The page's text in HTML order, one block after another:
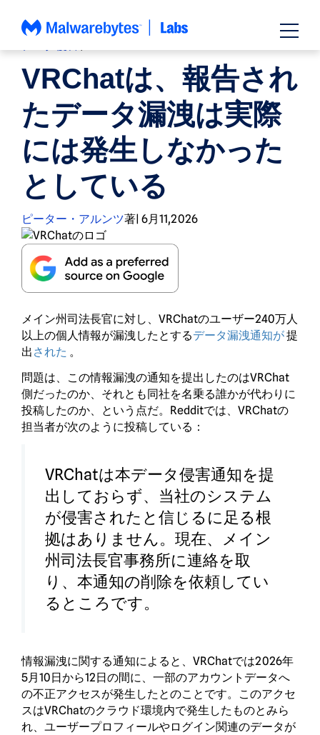
VRChatは、報告され
たデータ漏洩は実際
には発生しなかった
としている
ピーター・アルンツ著| 6月11,2026
メイン州司法長官に対し、VRChatのユーザー240万人
以上の個人情報が漏洩したとするデータ漏洩通知が提
出 された 。
問題は、この情報漏洩の通知を提出したのはVRChat
側だったのか、それとも同社を名乗る誰かが代わりに
投稿したのか、という点だ。Redditでは、VRChatの
担当者が次のように投稿している：
VRChatは本データ侵害通知を提
出しておらず、当社のシステム
が侵害されたと信じるに足る根
拠はありません。現在、メイン
州司法長官事務所に連絡を取
り、本通知の削除を依頼してい
るところです。
情報漏洩に関する通知によると、VRChatでは2026年
5月10日から12日の間に、一部のアカウントデータへ
の不正アクセスが発生したとのことです。このアクセ
スはVRChatのクラウド環境内で発生したものとみら
れ、ユーザープロフィールやログイン関連のデータが